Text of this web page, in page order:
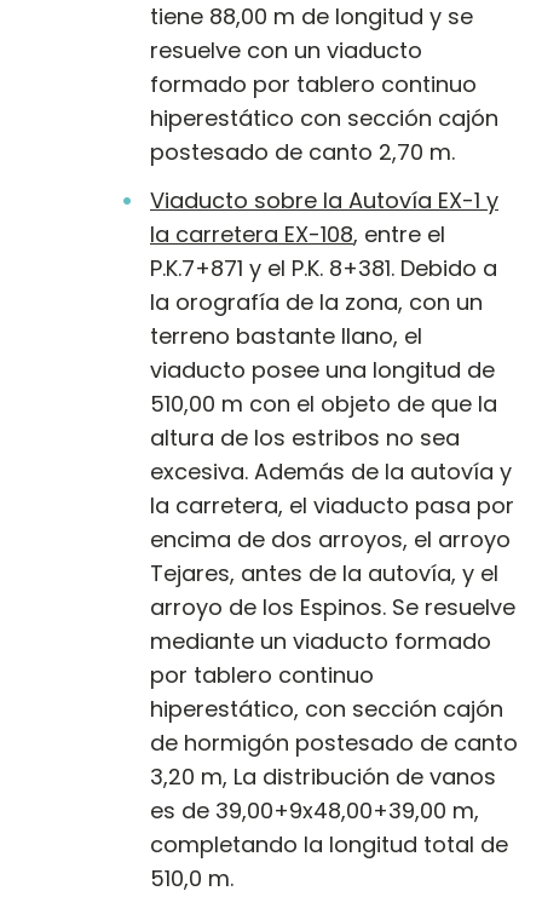
tiene 88,00 m de longitud y se
resuelve con un viaducto
formado por tablero continuo
hiperestático con sección cajón
postesado de canto 2,70 m.
Viaducto sobre la Autovía EX-1 y
la carretera EX-108, entre el
P.K.7+871 y el P.K. 8+381. Debido a
la orografía de la zona, con un
terreno bastante llano, el
viaducto posee una longitud de
510,00 m con el objeto de que la
altura de los estribos no sea
excesiva. Además de la autovía y
la carretera, el viaducto pasa por
encima de dos arroyos, el arroyo
Tejares, antes de la autovía, y el
arroyo de los Espinos. Se resuelve
mediante un viaducto formado
por tablero continuo
hiperestático, con sección cajón
de hormigón postesado de canto
3,20 m, La distribución de vanos
es de 39,00+9x48,00+39,00 m,
completando la longitud total de
510,0 m.